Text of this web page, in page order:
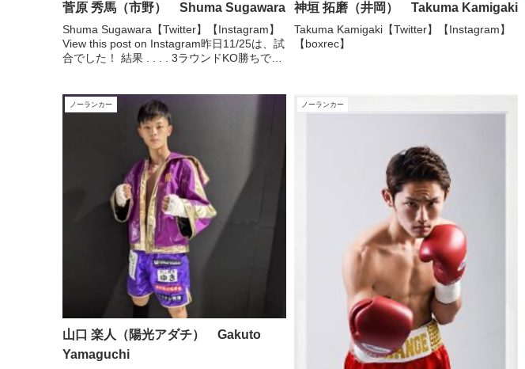
菅原 秀馬（市野） Shuma Sugawara
Shuma Sugawara【Twitter】【Instagram】
View this post on Instagram昨日11/25は、試
合でした！ 結果 . . . . 3ラウンドKO勝ちでし
神垣 拓磨（井岡） Takuma Kamigaki
Takuma Kamigaki【Twitter】【Instagram】
【boxrec】
ノーランカー
山口 楽人（陽光アダチ） Gakuto
Yamaguchi
ノーランカー